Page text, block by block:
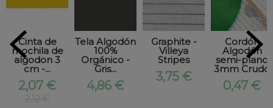
Cinta de
mochila de
algodon 3
cm -...
2,07 €
2,12 €
Tela Algodón
100%
Orgánico -
Gris...
4,86 €
Graphite -
Villeya
Stripes
3,75 €
Cordón
Algodón
semi-plano
3mm Crudo
0,47 €